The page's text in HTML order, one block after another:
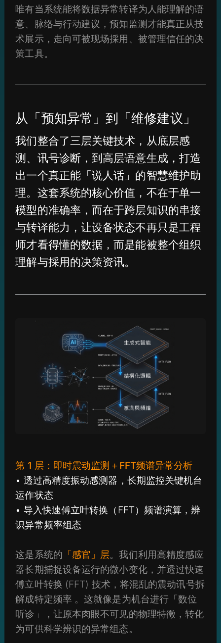
唯有当系统能将数据异常转译为人能理解的语
意、脉络与行动建议，预知监测才能真正从技
术展示，走向可被现场採用、被管理信任的决
策工具。
从「预知异常」到「维修建议」
我们整合了三层关键技术，从底层感
测、讯号诊断，到高层语意生成，打造
出一个真正能「说人话」的智慧维护助
理。这套系统的核心价值，不在于单一
模型的准确率，而在于跨层知识的串接
与转译能力，让设备状态不再只是工程
师才看得懂的数据，而是能被整个组织
理解与採用的决策资讯。
第 1 层：即时震动监测＋FFT频谱异常分析
• 透过高精度振动感测器，长期监控关键机台
运作状态
• 导入快速傅立叶转换（FFT）频谱演算，辨
识异常频率组态
这是系统的 「感官」层。我们利用高精度感应
器长期捕捉设备运行的微小变化，并透过快速
傅立叶转换 (FFT) 技术，将混乱的震动讯号拆
解成特定频率 。这就像是为机台进行「数位
听诊」，让原本肉眼不可见的物理特徵，转化
为可供科学辨识的异常组态。